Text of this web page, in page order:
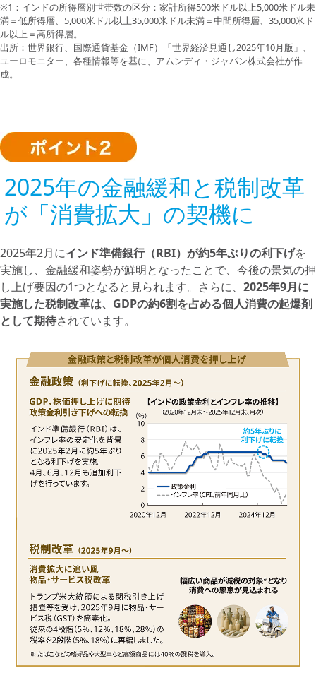
※1：インドの所得層別世帯数の区分：家計所得500米ドル以上5,000米ドル未
満＝低所得層、5,000米ドル以上35,000米ドル未満＝中間所得層、35,000米ド
ル以上＝高所得層。
出所：世界銀行、国際通貨基金（IMF）「世界経済見通し2025年10月版」、
ユーロモニター、各種情報等を基に、アムンディ・ジャパン株式会社が作
成。
2025年の金融緩和と税制改革
が「消費拡大」の契機に
2025年2月にインド準備銀行（RBI）が約5年ぶりの利下げを
実施し、金融緩和姿勢が鮮明となったことで、今後の景気の押
し上げ要因の1つとなると見られます。さらに、 2025年9月に
実施した税制改革は、GDPの約6割を占める個人消費の起爆剤
として期待されています。